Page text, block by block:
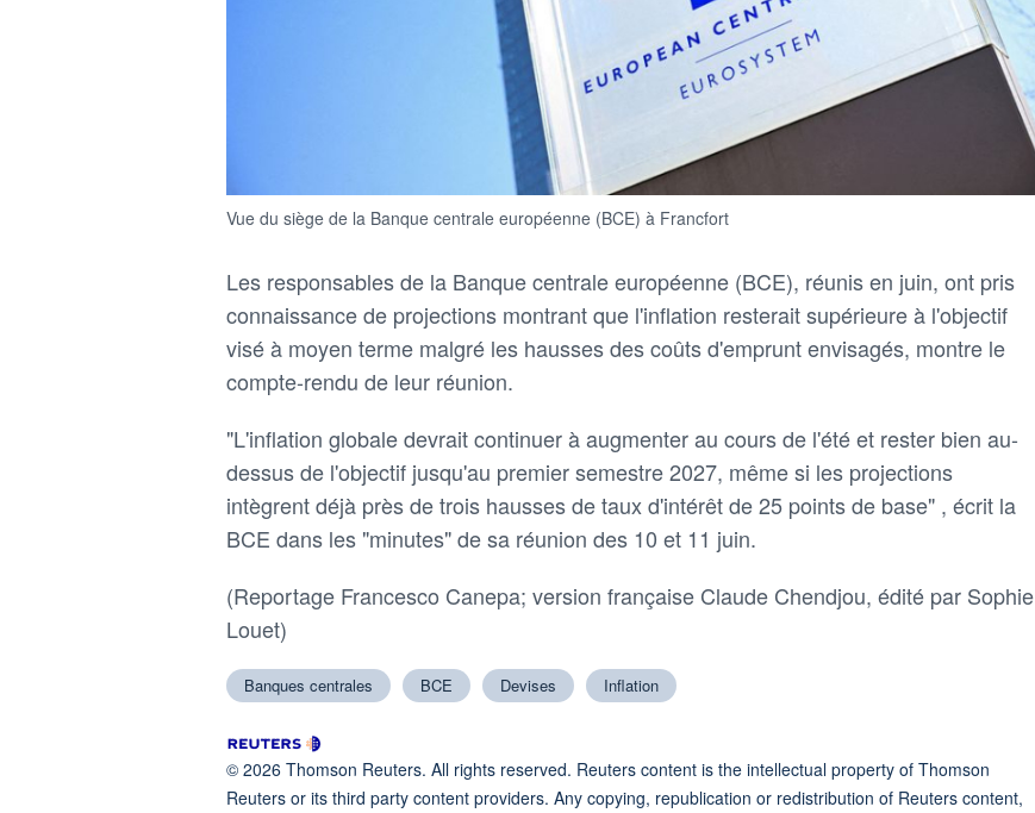
Vue du siège de la Banque centrale européenne (BCE) à Francfort
Les responsables de ​la Banque centrale européenne (BCE), réunis en juin, ont pris ​
connaissance de projections montrant que ​l'inflation resterait supérieure ⁠à l'objectif
visé à ‌moyen terme malgré les hausses des coûts ​d'emprunt ‌envisagés, montre le
compte-rendu ⁠de leur réunion.
"L'inflation globale devrait continuer à augmenter ⁠au cours ‌de l'été et rester ⁠bien au-
dessus de ‌l'objectif jusqu'au premier ⁠semestre 2027, même si ⁠les projections
‌intègrent déjà près de ​trois hausses ‌de taux d'intérêt de 25 points de ​base" , écrit la
BCE dans ⁠les "minutes" de sa réunion des 10 et 11 juin.
(Reportage Francesco Canepa; version française Claude Chendjou, édité par ​Sophie
Louet)
Banques centrales BCE Devises Inflation
© 2026 Thomson Reuters. All rights reserved. Reuters content is the intellectual property of Thomson
Reuters or its third party content providers. Any copying, republication or redistribution of Reuters content,